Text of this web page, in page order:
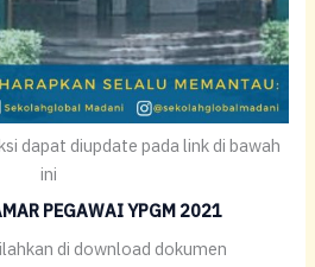
dapat diupdate pada link di bawah
ini
PEGAWAI YPGM 2021
di download dokumen